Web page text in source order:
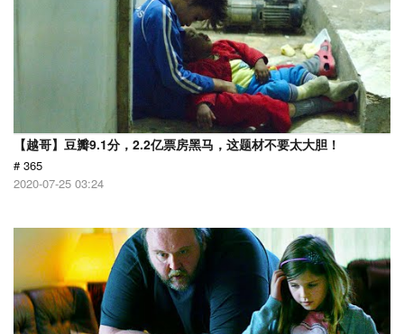
【越哥】豆瓣9.1分，2.2亿票房黑马，这题材不要太大胆！
# 365
2020-07-25 03:24